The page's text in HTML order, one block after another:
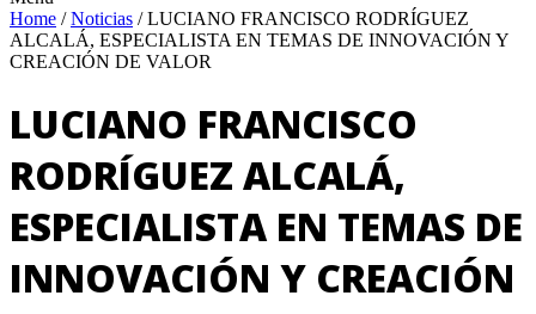
Home /Noticias /LUCIANO FRANCISCO RODRÍGUEZ
ALCALÁ, ESPECIALISTA EN TEMAS DE INNOVACIÓN Y
CREACIÓN DE VALOR
LUCIANO FRANCISCO
RODRÍGUEZ ALCALÁ,
ESPECIALISTA EN TEMAS DE
INNOVACIÓN Y CREACIÓN